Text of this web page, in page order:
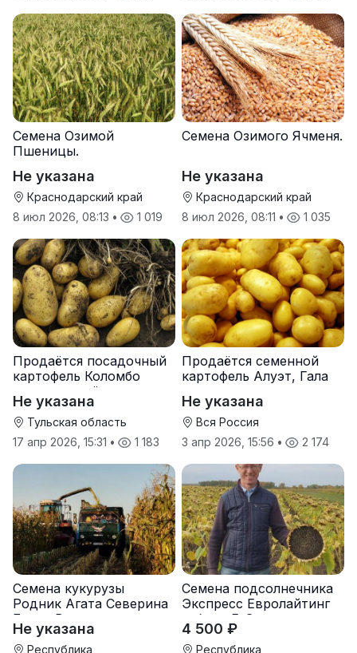
Семена Озимой
Пшеницы.
Не указана
Краснодарский край
8 июл 2026, 08:13 • 1 019
Семена Озимого Ячменя.
Не указана
Краснодарский край
8 июл 2026, 08:11 • 1 035
Продаётся посадочный
картофель Коломбо
оптом от трёх тонн
Не указана
Тульская область
17 апр 2026, 15:31 • 1 183
Продаётся семенной
картофель Алуэт, Гала
Не указана
Вся Россия
3 апр 2026, 15:56 • 2 174
Семена кукурузы
Родник Агата Северина
Берта Вилора
Прохладненский Дарина
Росс Машук Катерина
Не указана
Республика
Семена подсолнечника
Экспресс Евролайтинг
гибрид F-G+
4 500 ₽
Республика